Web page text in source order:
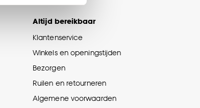
de
niet te
.
Altijd bereikbaar
Klantenservice
Winkels en openingstijden
Bezorgen
Ruilen en retourneren
Algemene voorwaarden